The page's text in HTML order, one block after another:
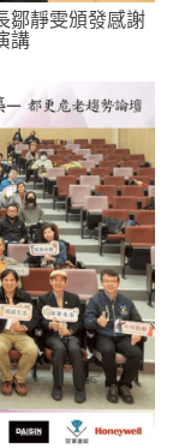
鄒靜雯頒發感謝
講